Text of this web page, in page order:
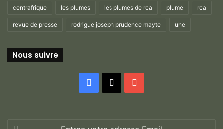
centrafrique les plumes les plumes de rca plume rca
revue de presse rodrigue joseph prudence mayte une
Nous suivre
Facebook